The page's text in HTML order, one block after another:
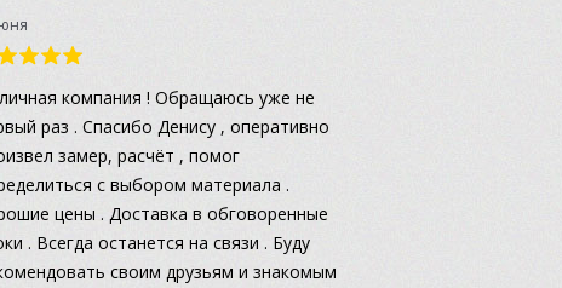
компания ! Обращаюсь уже не
раз . Спасибо Денису , оперативно
замер, расчёт , помог
с выбором материала .
цены . Доставка в обговоренные
. Всегда останется на связи . Буду
своим друзьям и знакомым